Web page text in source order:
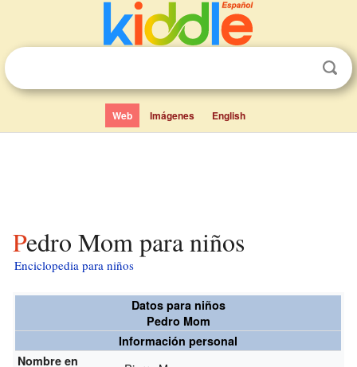
Web Imágenes English
Pedro Mom para niños
Enciclopedia para niños
Datos para niños
Pedro Mom
Información personal
Nombre en